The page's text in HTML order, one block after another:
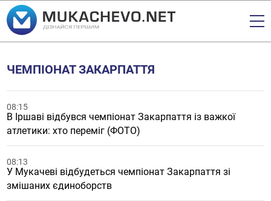
ЧЕМПІОНАТ ЗАКАРПАТТЯ
08:15
В Іршаві відбувся чемпіонат Закарпаття із важкої
атлетики: хто переміг (ФОТО)
08:13
У Мукачеві відбудеться чемпіонат Закарпаття зі
змішаних єдиноборств